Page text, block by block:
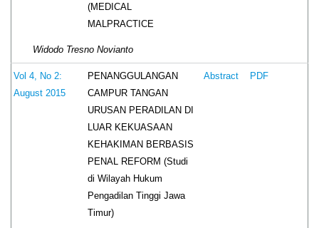
(MEDICAL
MALPRACTICE
Widodo Tresno Novianto
Vol 4, No 2:
August 2015
PENANGGULANGAN
CAMPUR TANGAN
URUSAN PERADILAN DI
LUAR KEKUASAAN
KEHAKIMAN BERBASIS
PENAL REFORM (Studi
di Wilayah Hukum
Pengadilan Tinggi Jawa
Timur)
Abstract PDF